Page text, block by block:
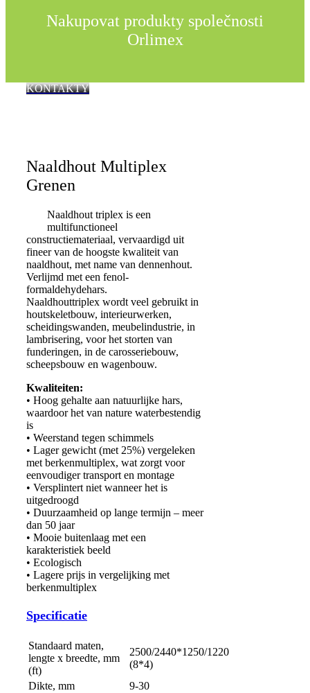
Nakupovat produkty společnosti
Orlimex
KONTAKTY
Naaldhout Multiplex
Grenen
Naaldhout triplex is een
multifunctioneel
constructiemateriaal, vervaardigd uit
fineer van de hoogste kwaliteit van
naaldhout, met name van dennenhout.
Verlijmd met een fenol-
formaldehydehars.
Naaldhouttriplex wordt veel gebruikt in
houtskeletbouw, interieurwerken,
scheidingswanden, meubelindustrie, in
lambrisering, voor het storten van
funderingen, in de carosseriebouw,
scheepsbouw en wagenbouw.
Kwaliteiten:
• Hoog gehalte aan natuurlijke hars,
waardoor het van nature waterbestendig
is
• Weerstand tegen schimmels
• Lager gewicht (met 25%) vergeleken
met berkenmultiplex, wat zorgt voor
eenvoudiger transport en montage
• Versplintert niet wanneer het is
uitgedroogd
• Duurzaamheid op lange termijn – meer
dan 50 jaar
• Mooie buitenlaag met een
karakteristiek beeld
• Ecologisch
• Lagere prijs in vergelijking met
berkenmultiplex
Specificatie
Standaard maten,
lengte х breedte, mm
(ft)
2500/2440*1250/1220
(8*4)
Dikte, mm
9-30